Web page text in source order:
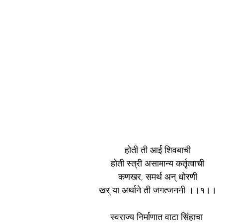
होती ती आई शिवबाची
होती स्त्री असामान्य कर्तृत्वाची
कणखर, समर्थ अन् धोरणी
खर् या अर्थाने ती जगत्जननी ।।१।।
स्वराज्य निर्माणात वाटा सिंहाचा